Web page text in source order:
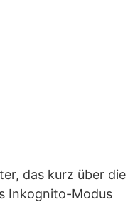
das kurz über die
Inkognito-Modus